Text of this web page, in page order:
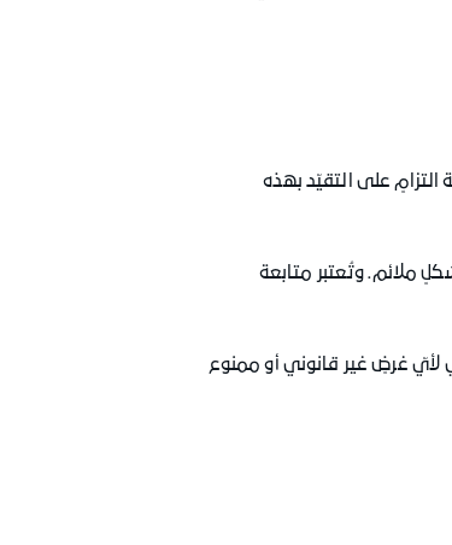
على التقيّد بهذه
ملائم. وتُعتبر متابعة
لأيّ غرضٍ غير قانوني أو ممنوع